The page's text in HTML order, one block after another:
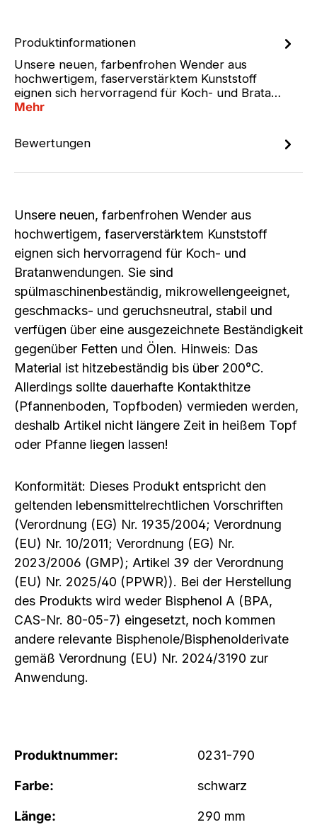
Produktinformationen
Unsere neuen, farbenfrohen Wender aus
hochwertigem, faserverstärktem Kunststoff
eignen sich hervorragend für Koch- und Brata…
Mehr
Bewertungen
Unsere neuen, farbenfrohen Wender aus
hochwertigem, faserverstärktem Kunststoff
eignen sich hervorragend für Koch- und
Bratanwendungen. Sie sind
spülmaschinenbeständig, mikrowellengeeignet,
geschmacks- und geruchsneutral, stabil und
verfügen über eine ausgezeichnete Beständigkeit
gegenüber Fetten und Ölen. Hinweis: Das
Material ist hitzebeständig bis über 200°C.
Allerdings sollte dauerhafte Kontakthitze
(Pfannenboden, Topfboden) vermieden werden,
deshalb Artikel nicht längere Zeit in heißem Topf
oder Pfanne liegen lassen!
Konformität: Dieses Produkt entspricht den
geltenden lebensmittelrechtlichen Vorschriften
(Verordnung (EG) Nr. 1935/2004; Verordnung
(EU) Nr. 10/2011; Verordnung (EG) Nr.
2023/2006 (GMP); Artikel 39 der Verordnung
(EU) Nr. 2025/40 (PPWR)). Bei der Herstellung
des Produkts wird weder Bisphenol A (BPA,
CAS-Nr. 80-05-7) eingesetzt, noch kommen
andere relevante Bisphenole/Bisphenolderivate
gemäß Verordnung (EU) Nr. 2024/3190 zur
Anwendung.
Produktnummer: 0231-790
Farbe: schwarz
Länge: 290 mm